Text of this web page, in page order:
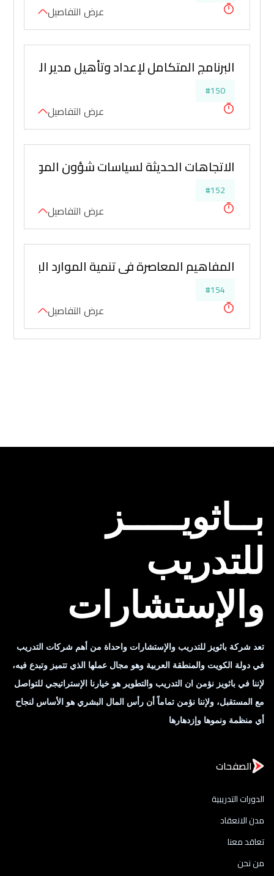
عرض التفاصيل
البرنامج المتكامل لإعداد وتأهيل مدير الموارد
#150
عرض التفاصيل
الاتجاهات الحديثة لسياسات شؤون الموظفين
#152
عرض التفاصيل
المفاهيم المعاصرة في تنمية الموارد
#154
عرض التفاصيل
بــاثويـــــز
للتدريب
والإستشارات
تعد شركة باثويز للتدريب والإستشارات واحداة من أهم شركات التدريب
في دولة الكويت والمنطقة العربية وهو مجال عملها الذي تتميز وتبدع فيه،
لإننا في باثويز نؤمن ان التدريب والتطوير هو خيارنا الإستراتيجي للتواصل
مع المستقبل، ولإننا نؤمن تماماً أن رأس المال البشري هو الأساس لنجاح
أي منظمة ونموها وإزدهارها
الصفحات
الدورات التدريبية
مدن الانعقاد
تعاقد معنا
من نحن